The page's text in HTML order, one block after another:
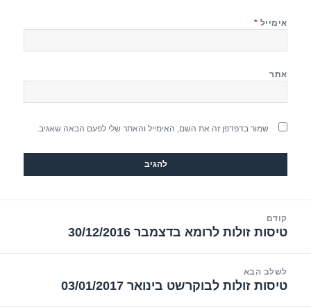
אימייל *
אתר
שמור בדפדפן זה את השם, האימייל והאתר שלי לפעם הבאה שאגיב.
קודם
הפוסט
טיסות זולות לרומא בדצמבר 30/12/2016
לשלב הבא
הפוסט
טיסות זולות לבוקרשט בינואר 03/01/2017